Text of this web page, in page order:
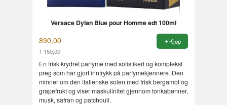
Versace Dylan Blue pour Homme edt 100ml
890,00
1 150,00
Rabatt
Kjøp
En frisk krydret parfyme med sofistikert og komplekst
preg som har gjort inntrykk på parfymekjennere. Den
minner om den italienske solen med frisk bergamot og
grapefrukt og viser maskulinitet gjennom tonkabønner,
musk, safran og patchouli.